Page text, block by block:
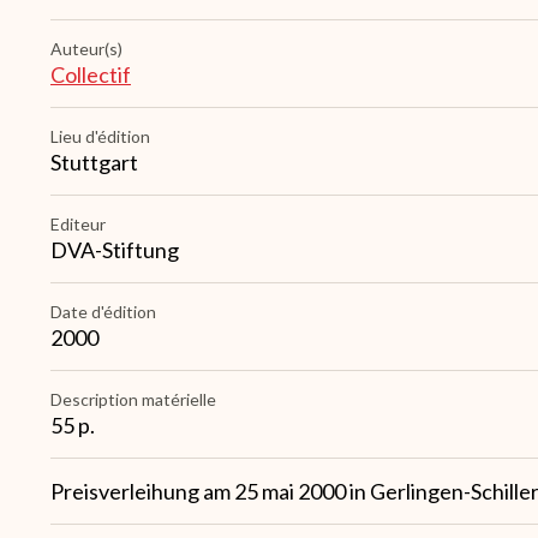
Auteur(s)
Collectif
Lieu d'édition
Stuttgart
Editeur
DVA-Stiftung
Date d'édition
2000
Description matérielle
55 p.
Note
Preisverleihung am 25 mai 2000 in Gerlingen-